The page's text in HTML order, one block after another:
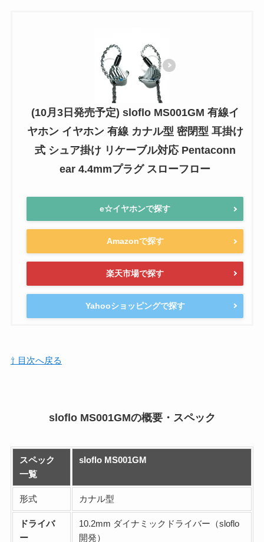
(10月3日発売予定) sloflo MS001GM 有線イ
ヤホン イヤホン 有線 カナル型 密閉型 耳掛け
式 シュア掛け リケーブル対応 Pentaconn
ear 4.4mmプラグ スローフロー
e☆イヤホンで探す
Amazonで探す
楽天市場で探す
Yahooショッピングで探す
⇧ 目次へ戻る
sloflo MS001GMの概要・スペック
スペック
一覧
sloflo MS001GM
形式 カナル型
ドライバ
ー
10.2mm ダイナミックドライバー（sloflo
開発）